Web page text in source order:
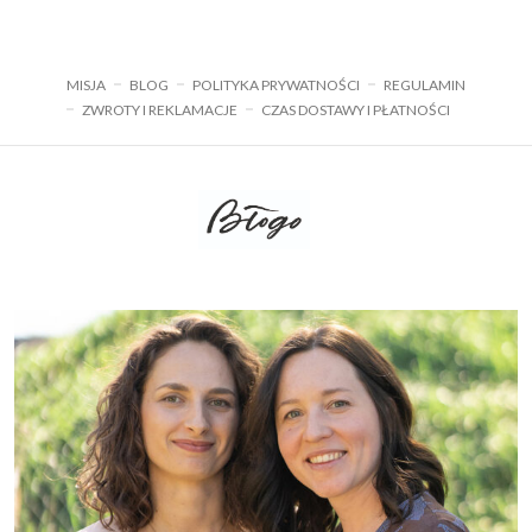
MISJA BLOG POLITYKA PRYWATNOŚCI
REGULAMIN
ZWROTY I REKLAMACJE
CZAS DOSTAWY I PŁATNOŚCI